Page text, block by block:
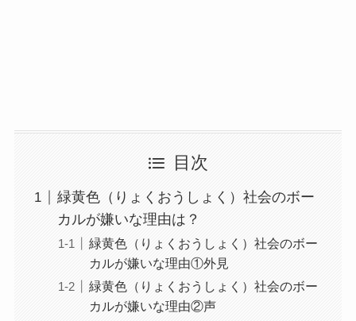
目次
緑黄色（りょくおうしょく）社会のボー
カルが嫌いな理由は？
緑黄色（りょくおうしょく）社会のボー
カルが嫌いな理由①外見
緑黄色（りょくおうしょく）社会のボー
カルが嫌いな理由②声